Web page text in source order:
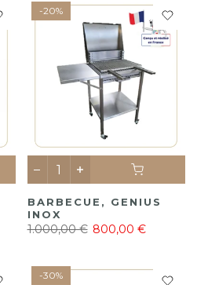
-20%
BARBECUE, GENIUS
INOX
1.000,00 € 800,00 €
-30%